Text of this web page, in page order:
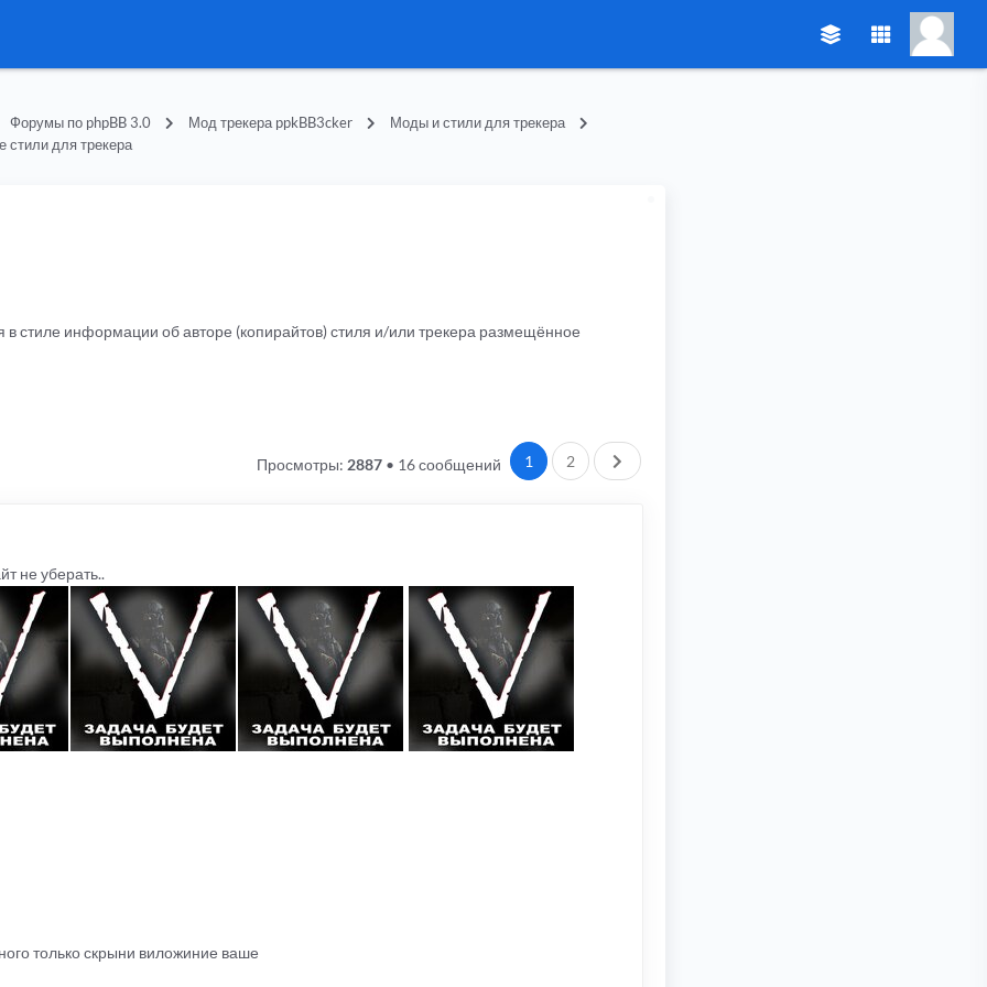
Форумы по phpBB 3.0 Мод трекера ppkBB3cker
Моды и стили для трекера
стили для трекера
в стиле информации об авторе (копирайтов) стиля и/или трекера размещённое
16 сообщений 1 2 След.
Просмотры: 2887•
не уберать..
только скрыни виложиние ваше